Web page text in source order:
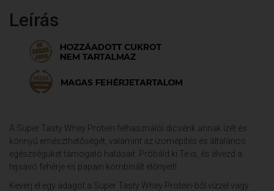
Leírás
A Super Tasty Whey Protein felhasználói dicsérik annak ízét és
könnyű emészthetőségét, valamint az izomépítés és általános
egészségüket támogató hatásait. Próbáld ki Te is, és élvezd a
tejsavó fehérje és papain kombinált előnyeit!
Keverj el egy adagot a Super Tasty Whey Protein-ből vízzel vagy